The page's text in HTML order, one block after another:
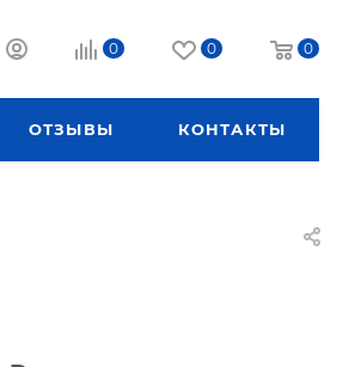
0 0 0
ОТЗЫВЫ КОНТАКТЫ